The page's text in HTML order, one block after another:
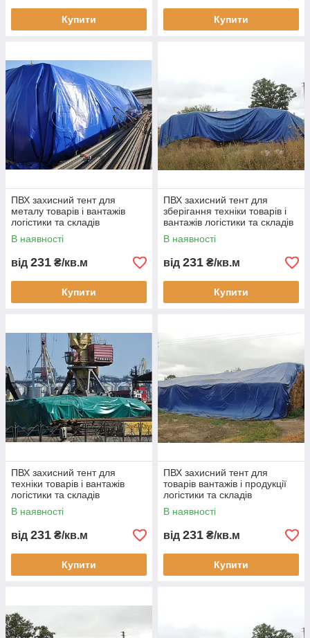
Купити Купити
ПВХ захисний тент для
металу товарів і вантажів
логістики та складів
водонепроникне накриття
для транспортування і
В наявності
від 231 ₴/кв.м
Купити
ПВХ захисний тент для
зберігання техніки товарів і
вантажів логістики та складів
водонепроникне накриття
для транспортування
В наявності
від 231 ₴/кв.м
Купити
ПВХ захисний тент для
техніки товарів і вантажів
логістики та складів
водонепроникне накриття
для транспортування і
В наявності
від 231 ₴/кв.м
Купити
ПВХ захисний тент для
товарів вантажів і продукції
логістики та складів
водонепроникне накриття
для зберігання
В наявності
від 231 ₴/кв.м
Купити